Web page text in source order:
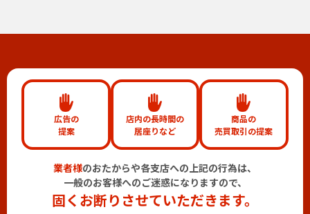
広告の
提案
店内の長時間の
居座りなど
商品の
売買取引の提案
業者様のおたからや各支店への上記の行為は、
一般のお客様へのご迷惑になりますので、
固くお断りさせていただきます。